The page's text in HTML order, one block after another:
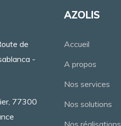
de
-
77300
AZOLIS
Accueil
A propos
Nos services
Nos solutions
Nos réalisations